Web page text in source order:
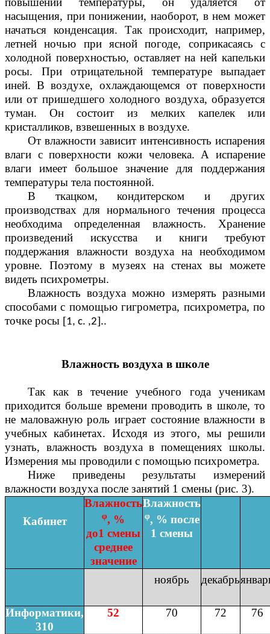
насыщения, при понижении, наоборот, в нем может
начаться конденсация. Так происходит, например,
летней ночью при ясной погоде, соприкасаясь с
холодной поверхностью, оставляет на ней капельки
росы. При отрицательной температуре выпадает
иней. В воздухе, охлаждающемся от поверхности
или от пришедшего холодного воздуха, образуется
туман. Он состоит из мелких капелек или
кристалликов, взвешенных в воздухе.
От влажности зависит интенсивность испарения
влаги с поверхности кожи человека. А испарение
влаги имеет большое значение для поддержания
температуры тела постоянной.
В ткацком, кондитерском и других
производствах для нормального течения процесса
необходима определенная влажность. Хранение
произведений искусства и книги требуют
поддержания влажности воздуха на необходимом
уровне. Поэтому в музеях на стенах вы можете
видеть психрометры.
Влажность воздуха можно измерять разными
способами с помощью гигрометра, психрометра, по
точке росы [1, с. ,2]..
Влажность воздуха в школе
Так как в течение учебного года ученикам
приходится больше времени проводить в школе, то
не маловажную роль играет состояние влажности в
учебных кабинетах. Исходя из этого, мы решили
узнать, влажность воздуха в помещениях школы.
Измерения мы проводили с помощью психрометра.
Ниже приведены результаты измерений
влажности воздуха после занятий 1 смены (рис. 3).
Кабинет
Влажность
ᵠ, %
до1 смены
среднее
значение
Влажность
ᵠ, % после
1 смены
ноябрь декабрь
Информатики,
310
52 70 72 76